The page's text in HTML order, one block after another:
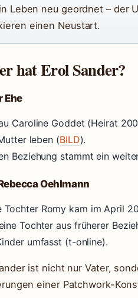
Leben neu geordnet – der
einen Neustart.
hat Erol Sander?
Ehe
Caroline Goddet (Heirat
leben (BILD).
Beziehung stammt ein
Oehlmann
Tochter Romy kam im April
Tochter aus früherer
umfasst (t-online).
ist nicht nur Vater,
einer Patchwork-